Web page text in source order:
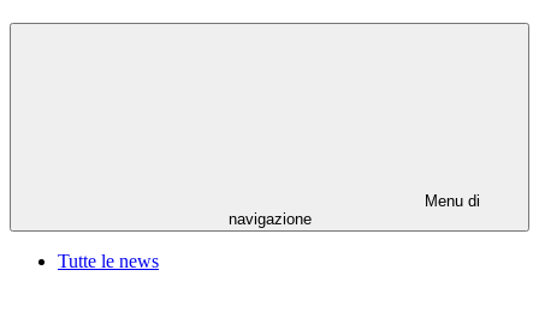
Menu di
navigazione
Tutte le news